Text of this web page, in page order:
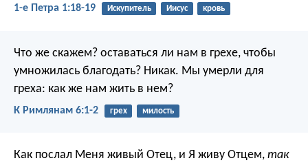
1-е Петра 1:18-19 Искупитель Иисус кровь
Что же скажем? оставаться ли нам в грехе, чтобы
умножилась благодать? Никак. Мы умерли для
греха: как же нам жить в нем?
К Римлянам 6:1-2 грех милость
Как послал Меня живый Отец, и Я живу Отцем, так